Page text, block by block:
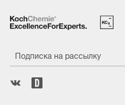
Подписка на рассылку